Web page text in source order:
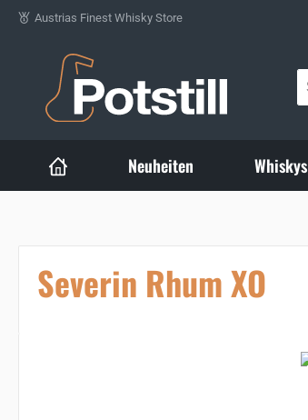
Zum Hauptinhalt springen
Austrias Finest Whisky Store
Neuheiten Whiskys
Severin Rhum XO